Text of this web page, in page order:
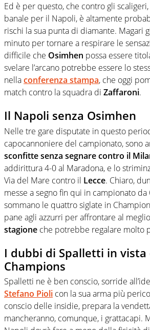
Ed è per questo, che contro gli
banale per il Napoli, è altamente
rischi la sua punta di diamante. Magari
minuto per tornare a respirare le
difficile che Osimhen possa essere
svelare l’arcano potrebbe essere lo
nellaconferenza stampa, che oggi
match contro la squadra di Zaffaroni.
Il Napoli senza Osimhen
Nelle tre gare disputate in questo
capocannoniere del campionato, sono
sconfittesenza segnare contro il
addirittura 4-0 al Maradona, e lo
Via del Mare contro il Lecce. Chiaro,
messe a segno fin qui in campionato da
sommano le quattro siglate in
pane agli azzurri per affrontare al
stagione che potrebbe regalare molto
I dubbi di Spalletti in
Champions
Spalletti ne è ben conscio, sorride
Stefano Pioli con la sua arma più
conscio delle insidie, prepara la
mancheranno, comunque, i grattacapi.